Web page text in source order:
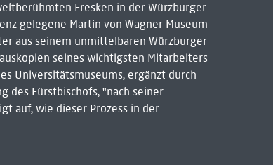
Fresken in der Würzburger
gelegene Martin von Wagner Museum
aus seinem unmittelbaren Würzburger
seines wichtigsten Mitarbeiters
Universitätsmuseums, ergänzt durch
des Fürstbischofs, "nach seiner
auf, wie dieser Prozess in der